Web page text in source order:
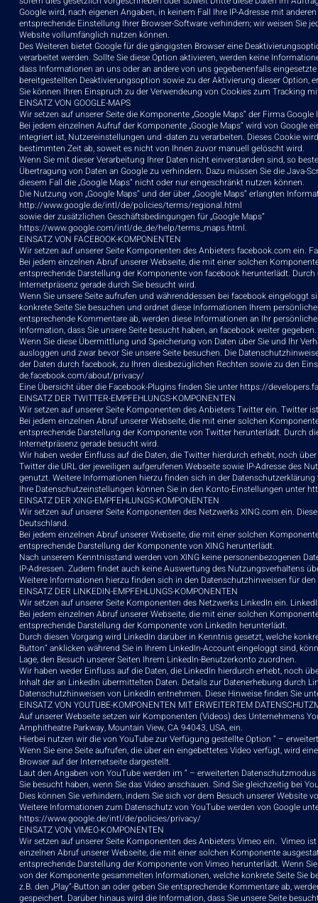
Google wird, nach eigenen Angaben, in keinem Fall Ihre IP-Adresse mit
entsprechende Einstellung Ihrer Browser-Software verhindern; wir weisen Sie
Website vollumfänglich nutzen können.
Des Weiteren bietet Google für die gängigsten Browser eine
verarbeitet werden. Sollte Sie diese Option aktivieren, werden keine
dass Informationen an uns oder an andere von uns gegebenenfalls
bereitgestellten Deaktivierungsoption sowie zu der Aktivierung dieser Option,
Sie können Ihren Einspruch zu der Verwendeung von Cookies zum Tracking
EINSATZ VON GOOGLE-MAPS
Wir setzen auf unserer Seite die Komponente „Google Maps“ der Firma
Bei jedem einzelnen Aufruf der Komponente „Google Maps“ wird von Google
integriert ist, Nutzereinstellungen und -daten zu verarbeiten. Dieses Cookie
bestimmten Zeit ab, soweit es nicht von Ihnen zuvor manuell gelöscht wird.
Wenn Sie mit dieser Verarbeitung Ihrer Daten nicht einverstanden sind, so
Übertragung von Daten an Google zu verhindern. Dazu müssen Sie die Java-
diesem Fall die „Google Maps“ nicht oder nur eingeschränkt nutzen können.
Die Nutzung von „Google Maps“ und der über „Google Maps“ erlangten
http://www.google.de/intl/de/policies/terms/regional.html
sowie der zusätzlichen Geschäftsbedingungen für „Google Maps“
https://www.google.com/intl/de_de/help/terms_maps.html.
EINSATZ VON FACEBOOK-KOMPONENTEN
Wir setzen auf unserer Seite Komponenten des Anbieters facebook.com ein.
Bei jedem einzelnen Abruf unserer Webseite, die mit einer solchen
entsprechende Darstellung der Komponente von facebook herunterlädt.
Internetpräsenz gerade durch Sie besucht wird.
Wenn Sie unsere Seite aufrufen und währenddessen bei facebook
konkrete Seite Sie besuchen und ordnet diese Informationen Ihrem
entsprechende Kommentare ab, werden diese Informationen an Ihr
Information, dass Sie unsere Seite besucht haben, an facebook weiter
Wenn Sie diese Übermittlung und Speicherung von Daten über Sie und Ihr
ausloggen und zwar bevor Sie unsere Seite besuchen. Die
der Daten durch facebook, zu Ihren diesbezüglichen Rechten sowie zu den
de.facebook.com/about/privacy/
Eine Übersicht über die Facebook-Plugins finden Sie unter https://
EINSATZ DER TWITTER-EMPFEHLUNGS-KOMPONENTEN
Wir setzen auf unserer Seite Komponenten des Anbieters Twitter ein. Twitter
Bei jedem einzelnen Abruf unserer Webseite, die mit einer solchen
entsprechende Darstellung der Komponente von Twitter herunterlädt. Durch
Internetpräsenz gerade besucht wird.
Wir haben weder Einfluss auf die Daten, die Twitter hierdurch erhebt, noch
Twitter die URL der jeweiligen aufgerufenen Webseite sowie IP-Adresse des
genutzt. Weitere Informationen hierzu finden sich in der
Ihre Datenschutzeinstellungen können Sie in den Konto-Einstellungen unter
EINSATZ DER XING-EMPFEHLUNGS-KOMPONENTEN
Wir setzen auf unserer Seite Komponenten des Netzwerks XING.com ein.
Deutschland.
Bei jedem einzelnen Abruf unserer Webseite, die mit einer solchen
entsprechende Darstellung der Komponente von XING herunterlädt.
Nach unserem Kenntnisstand werden von XING keine personenbezogenen
IP-Adressen. Zudem findet auch keine Auswertung des Nutzungsverhaltens
Weitere Informationen hierzu finden sich in den Datenschutzhinweisen für
EINSATZ DER LINKEDIN-EMPFEHLUNGS-KOMPONENTEN
Wir setzen auf unserer Seite Komponenten des Netzwerks LinkedIn ein.
Bei jedem einzelnen Abruf unserer Webseite, die mit einer solchen
entsprechende Darstellung der Komponente von LinkedIn herunterlädt.
Durch diesen Vorgang wird LinkedIn darüber in Kenntnis gesetzt, welche
Button“ anklicken während Sie in Ihrem LinkedIn-Account eingeloggt sind,
Lage, den Besuch unserer Seiten Ihrem LinkedIn-Benutzerkonto zuordnen.
Wir haben weder Einfluss auf die Daten, die LinkedIn hierdurch erhebt, noch
Inhalt der an LinkedIn übermittelten Daten. Details zur Datenerhebung durch
Datenschutzhinweisen von LinkedIn entnehmen. Diese Hinweise finden Sie
EINSATZ VON YOUTUBE-KOMPONENTEN MIT ERWEITERTEM
Auf unserer Webseite setzen wir Komponenten (Videos) des Unternehmens
Amphitheatre Parkway, Mountain View, CA 94043, USA, ein.
Hierbei nutzen wir die von YouTube zur Verfügung gestellte Option “ –
Wenn Sie eine Seite aufrufen, die über ein eingebettetes Video verfügt, wird
Browser auf der Internetseite dargestellt.
Laut den Angaben von YouTube werden im “ – erweiterten
Sie besucht haben, wenn Sie das Video anschauen. Sind Sie gleichzeitig bei
Dies können Sie verhindern, indem Sie sich vor dem Besuch unserer Website
Weitere Informationen zum Datenschutz von YouTube werden von Google
https://www.google.de/intl/de/policies/privacy/
EINSATZ VON VIMEO-KOMPONENTEN
Wir setzen auf unserer Seite Komponenten des Anbieters Vimeo ein. Vimeo
einzelnen Abruf unserer Webseite, die mit einer solchen Komponente
entsprechende Darstellung der Komponente von Vimeo herunterlädt. Wenn
von der Komponente gesammelten Informationen, welche konkrete Seite
z.B. den „Play“-Button an oder geben Sie entsprechende Kommentare ab,
gespeichert. Darüber hinaus wird die Information, dass Sie unsere Seite